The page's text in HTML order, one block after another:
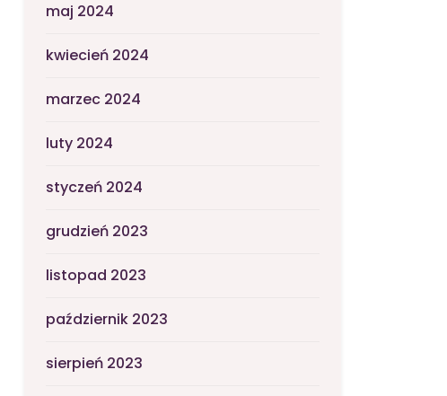
maj 2024
kwiecień 2024
marzec 2024
luty 2024
styczeń 2024
grudzień 2023
listopad 2023
październik 2023
sierpień 2023